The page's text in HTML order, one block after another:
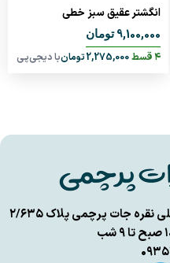
انگشتر عقیق سبز خطی
9,100,000 تومان
۴ قسط 2,275,000تومانبا دیجی‌پی
نقره جات پرچمی پلاک ۲/۶۳۵